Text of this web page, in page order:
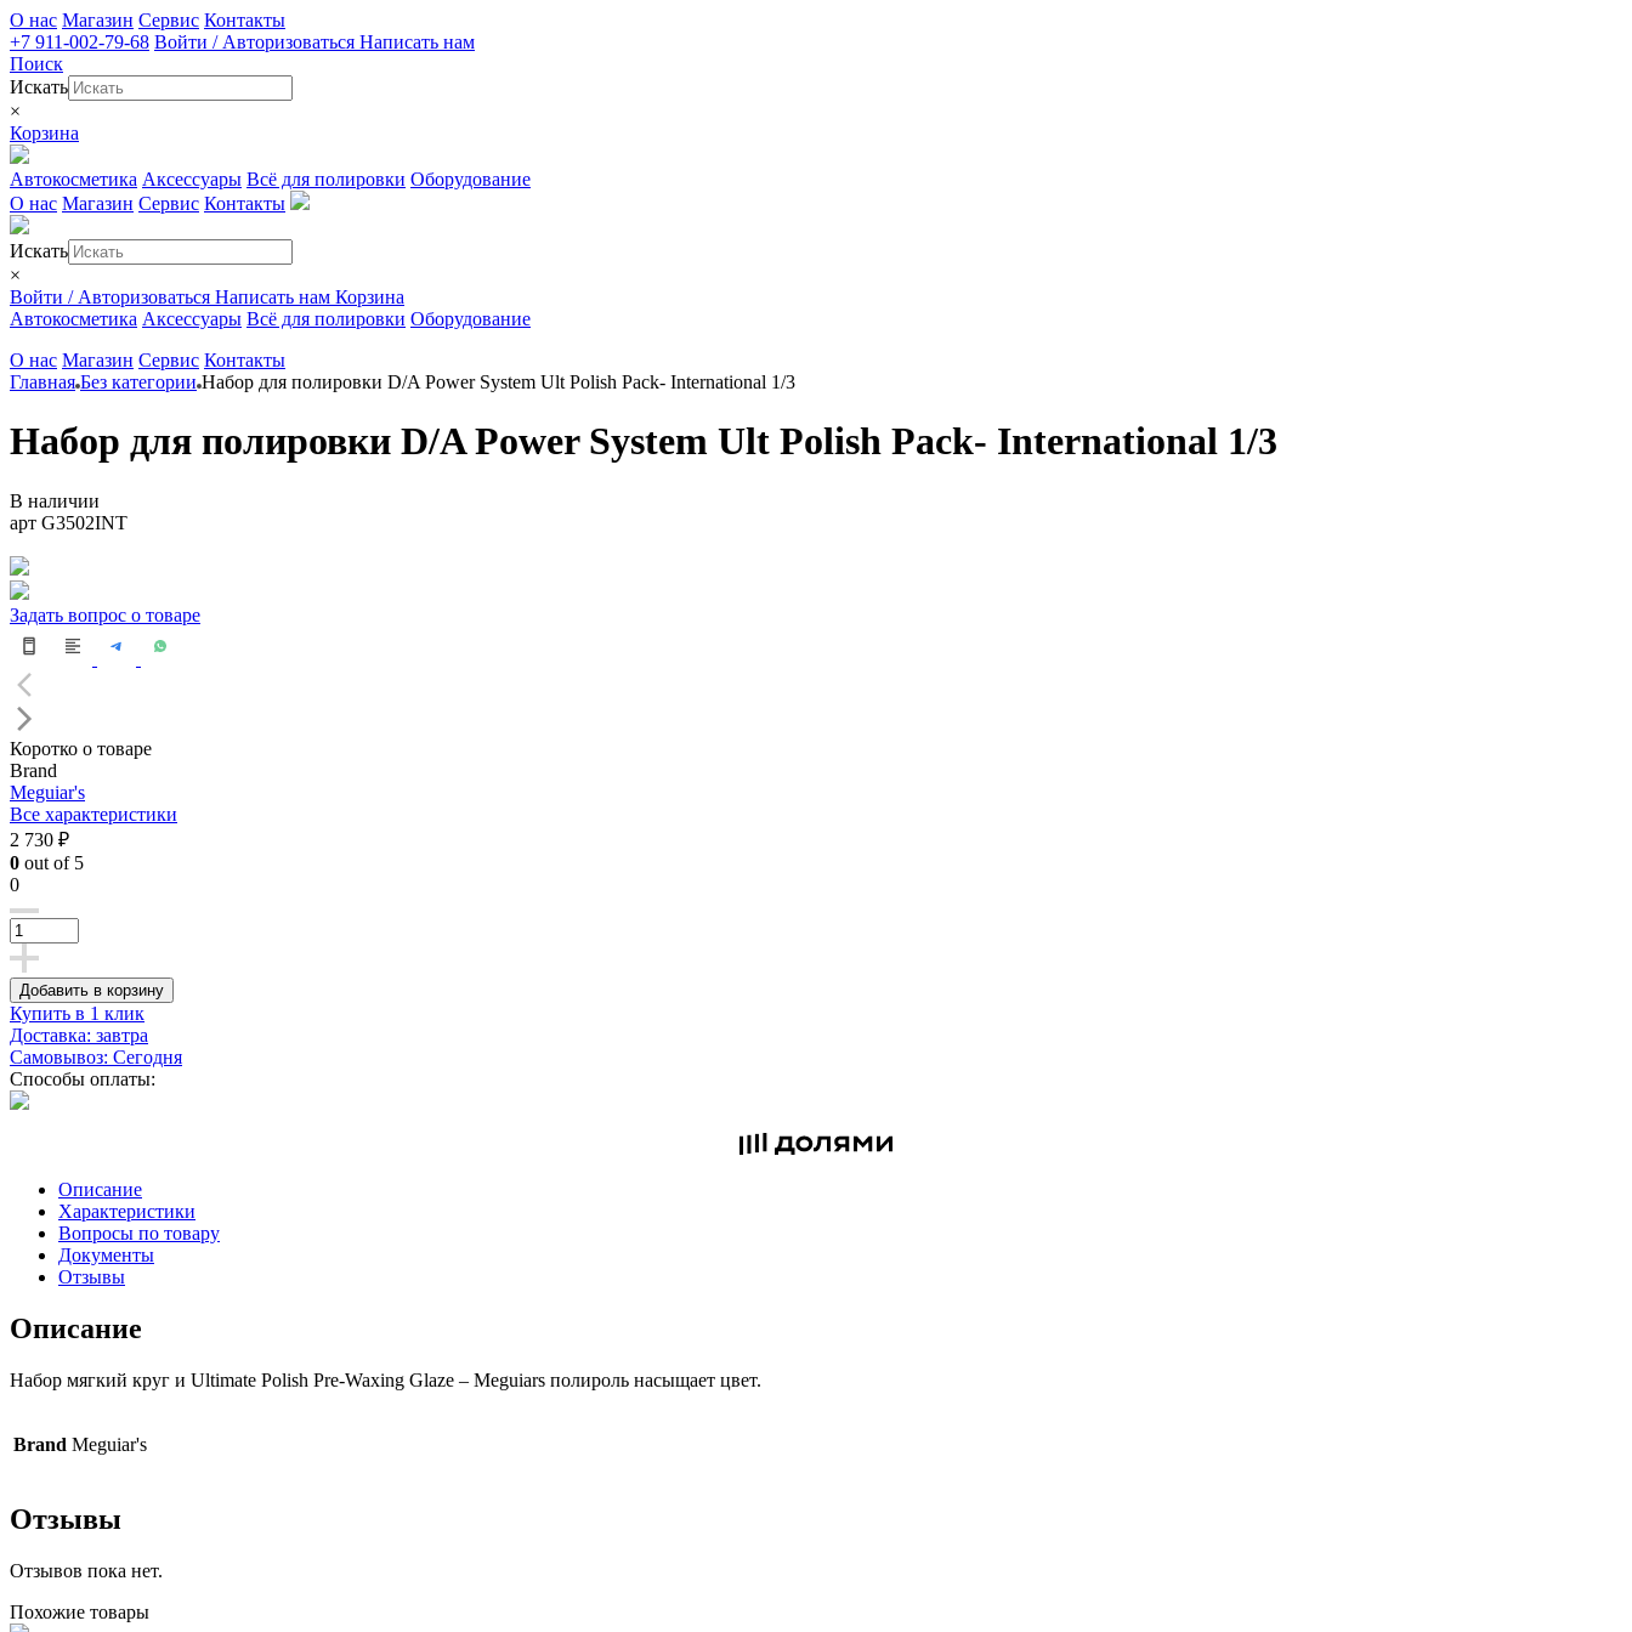
О нас Магазин Сервис Контакты
+7 911-002-79-68 Войти / Авторизоваться Написать нам
Поиск
Искать
×
Корзина
Автокосметика Аксессуары Всё для полировки Оборудование
О нас Магазин Сервис Контакты
Искать
×
Войти / Авторизоваться Написать нам Корзина
Автокосметика Аксессуары Всё для полировки Оборудование
О нас Магазин Сервис Контакты
Главная Без категории Набор для полировки D/A Power System Ult Polish Pack- International 1/3
Набор для полировки D/A Power System Ult Polish Pack- International 1/3
В наличии
арт G3502INT
Задать вопрос о товаре
Коротко о товаре
Brand
Meguiar's
Все характеристики
2 730 ₽
0 out of 5
0
Добавить в корзину
Купить в 1 клик
Доставка: завтра
Самовывоз: Сегодня
Способы оплаты:
Описание
Характеристики
Вопросы по товару
Документы
Отзывы
Описание
Набор мягкий круг и Ultimate Polish Pre-Waxing Glaze – Meguiars полироль насыщает цвет.
Brand Meguiar's
Отзывы
Отзывов пока нет.
Похожие товары